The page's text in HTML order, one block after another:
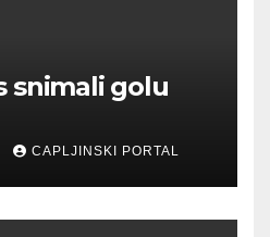
snimali golu
CAPLJINSKI PORTAL